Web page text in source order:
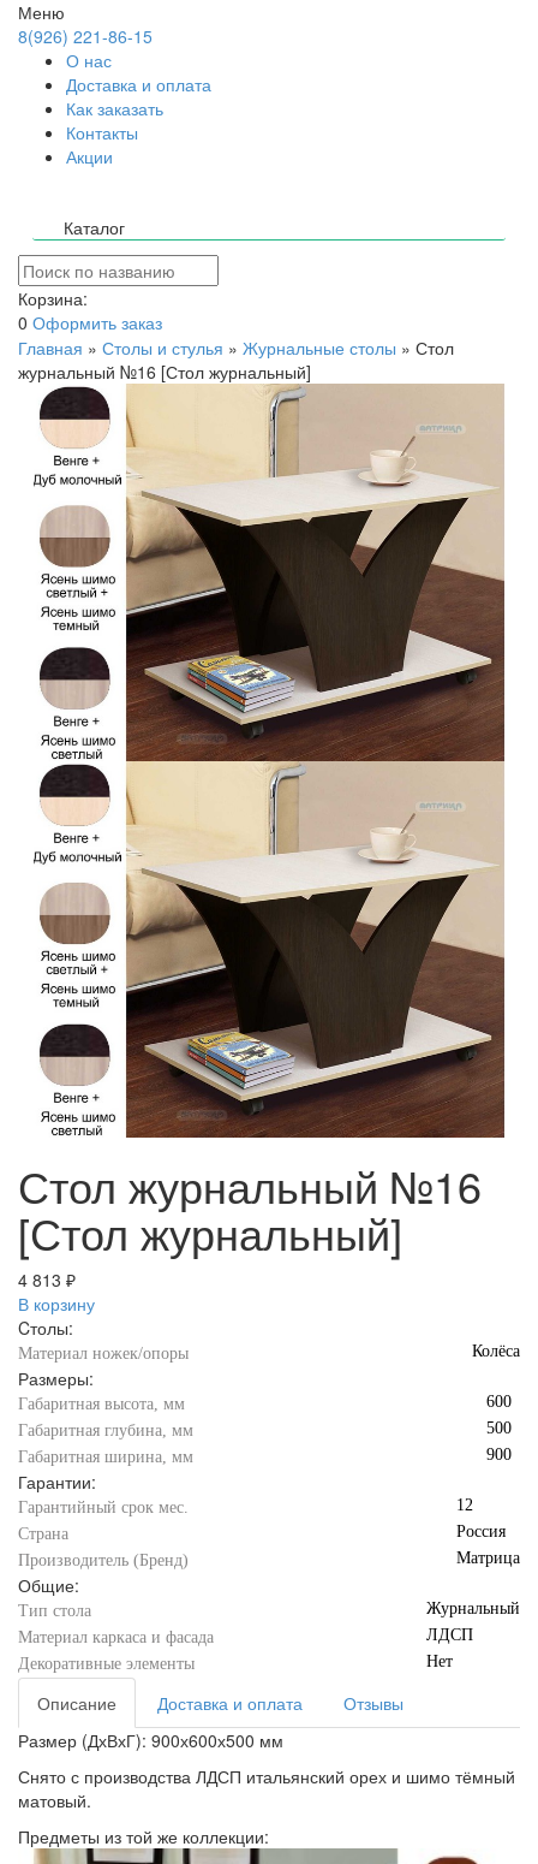
Меню
8(926) 221-86-15
О нас
Доставка и оплата
Как заказать
Контакты
Акции
Каталог
Корзина:
0 Оформить заказ
Главная » Столы и стулья » Журнальные столы » Стол
журнальный №16 [Стол журнальный]
Стол журнальный №16
[Стол журнальный]
4 813 ₽
В корзину
Cтолы:
Материал ножек/опоры Колёса
Размеры:
Габаритная высота, мм
600
Габаритная глубина, мм
500
Габаритная ширина, мм
900
Гарантии:
Гарантийный срок мес.
12
Страна
Россия
Производитель (Бренд)
Матрица
Общие:
Тип стола
Журнальный
Материал каркаса и фасада
ЛДСП
Декоративные элементы
Нет
Описание Доставка и оплата
Отзывы
Размер (ДхВхГ): 900х600х500 мм
Снято с производства ЛДСП итальянский орех и шимо тёмный
матовый.
Предметы из той же коллекции: